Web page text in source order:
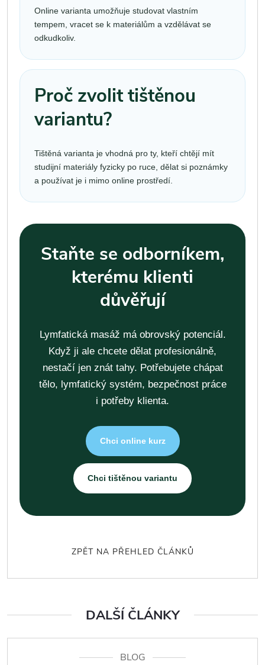
Online varianta umožňuje studovat vlastním
tempem, vracet se k materiálům a vzdělávat se
odkudkoliv.
Proč zvolit tištěnou
variantu?
Tištěná varianta je vhodná pro ty, kteří chtějí mít
studijní materiály fyzicky po ruce, dělat si poznámky
a používat je i mimo online prostředí.
Staňte se odborníkem,
kterému klienti
důvěřují
Lymfatická masáž má obrovský potenciál.
Když ji ale chcete dělat profesionálně,
nestačí jen znát tahy. Potřebujete chápat
tělo, lymfatický systém, bezpečnost práce
i potřeby klienta.
Chci online kurz
Chci tištěnou variantu
ZPĚT NA PŘEHLED ČLÁNKŮ
DALŠÍ ČLÁNKY
BLOG